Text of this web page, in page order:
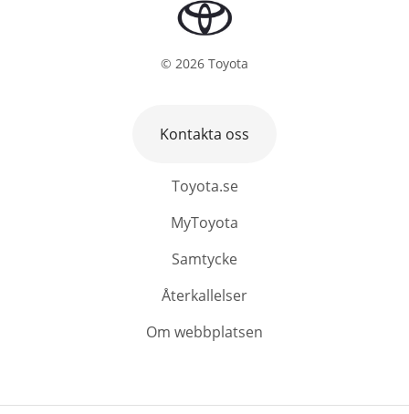
© 2026 Toyota
Toyota.se
MyToyota
Samtycke
Återkallelser
Om webbplatsen
Kontakta oss